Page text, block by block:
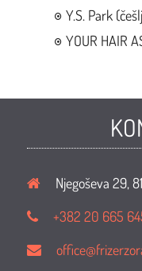
Y.S. Park
YOUR HAIR
Njegoševa 29,
+382 20 665